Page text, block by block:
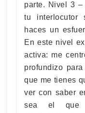
parte. Nivel 3 –
tu interlocutor
haces un
En este nivel
activa: me
profundizo
que me tienes
ver con saber
sea el que